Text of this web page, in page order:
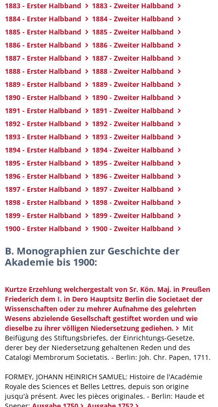
1883 - Erster Halbband
1883 - Zweiter Halbband
1884 - Erster Halbband
1884 - Zweiter Halbband
1885 - Erster Halbband
1885 - Zweiter Halbband
1886 - Erster Halbband
1886 - Zweiter Halbband
1887 - Erster Halbband
1887 - Zweiter Halbband
1888 - Erster Halbband
1888 - Zweiter Halbband
1889 - Erster Halbband
1889 - Zweiter Halbband
1890 - Erster Halbband
1890 - Zweiter Halbband
1891 - Erster Halbband
1891 - Zweiter Halbband
1892 - Erster Halbband
1892 - Zweiter Halbband
1893 - Erster Halbband
1893 - Zweiter Halbband
1894 - Erster Halbband
1894 - Zweiter Halbband
1895 - Erster Halbband
1895 - Zweiter Halbband
1896 - Erster Halbband
1896 - Zweiter Halbband
1897 - Erster Halbband
1897 - Zweiter Halbband
1898 - Erster Halbband
1898 - Zweiter Halbband
1899 - Erster Halbband
1899 - Zweiter Halbband
1900 - Erster Halbband
1900 - Zweiter Halbband
B. Monographien zur Geschichte der
Akademie bis 1900:
Kurtze Erzehlung welchergestalt von Sr. Kön. Maj. in Preußen
Friederich dem I. in Dero Hauptsitz Berlin die Societaet der
Wissenschaften oder zu mehrer Aufnahme des gelehrten
Wesens abzielende Gesellschaft gestiftet worden und wie
dieselbe zu ihrer völligen Niedersetzung gediehen.
Mit
Beifügung des Stiftungsbriefes, der Einrichtungs-Gesetze,
derer bey der Niedersetzung gehaltenen Reden und des
Catalogi Membrorum Societatis. - Berlin: Joh. Chr. Papen, 1711.
FORMEY, JOHANN HEINRICH SAMUEL: Histoire de l'Académie
Royale des Sciences et Belles Lettres, depuis son origine
jusqu'à présent. Avec les pièces originales. - Berlin: Haude et